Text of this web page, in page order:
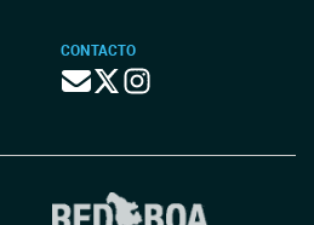
CONTACTO